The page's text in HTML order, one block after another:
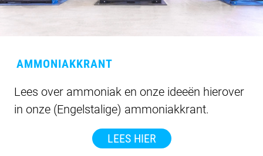
AMMONIAKKRANT
Lees over ammoniak en onze ideeën hierover
in onze (Engelstalige) ammoniakkrant.
LEES HIER